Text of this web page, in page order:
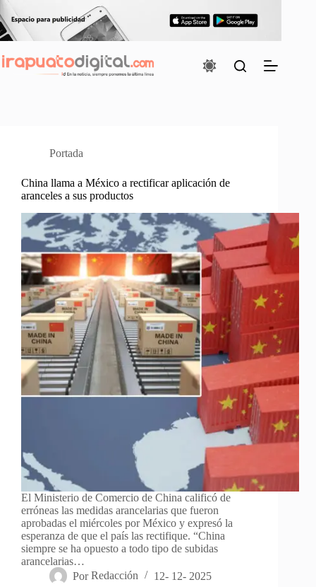
al
contenido
Portada
China llama a México a rectificar aplicación de
aranceles a sus productos
El Ministerio de Comercio de China calificó de
erróneas las medidas arancelarias que fueron
aprobadas el miércoles por México y expresó la
esperanza de que el país las rectifique. “China
siempre se ha opuesto a todo tipo de subidas
arancelarias…
Por Redacción 12- 12- 2025